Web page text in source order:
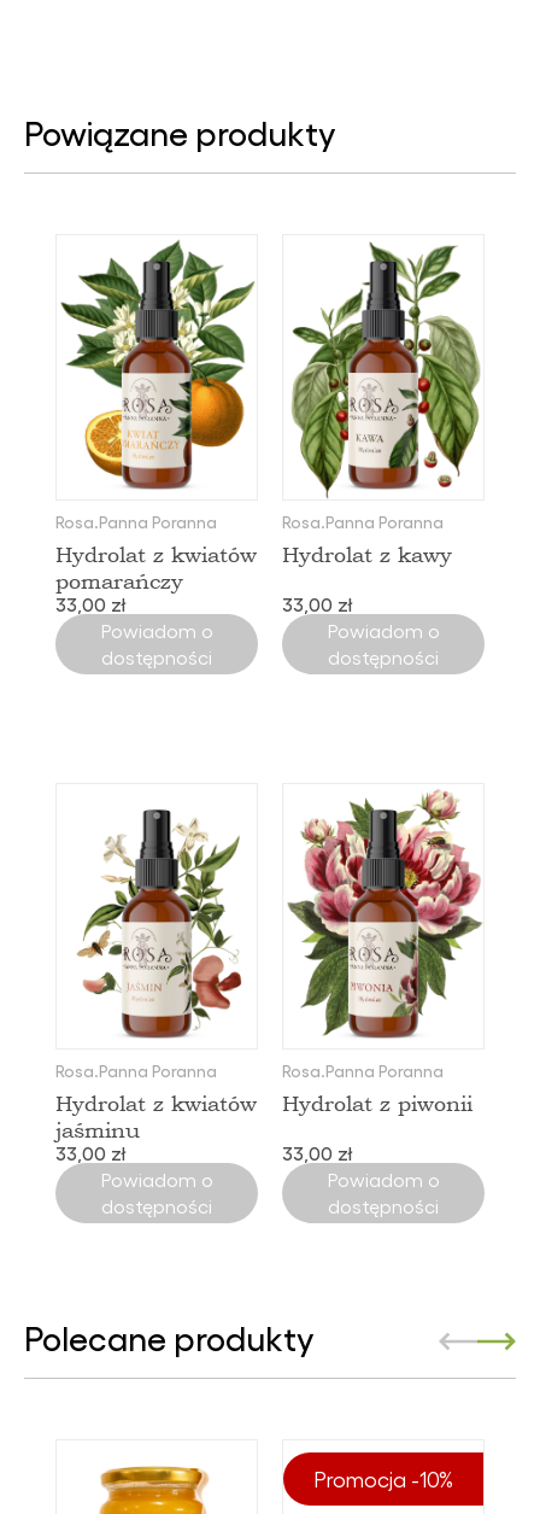
Powiązane produkty
Rosa.Panna Poranna
Hydrolat z kwiatów
pomarańczy
33,00 zł
Powiadom o
dostępności
Rosa.Panna Poranna
Hydrolat z kawy
33,00 zł
Powiadom o
dostępności
Rosa.Panna Poranna
Hydrolat z kwiatów
jaśminu
33,00 zł
Powiadom o
dostępności
Rosa.Panna Poranna
Hydrolat z piwonii
33,00 zł
Powiadom o
dostępności
Polecane produkty
Promocja -10%